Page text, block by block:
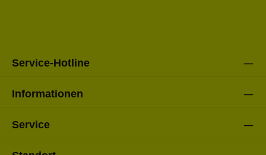
Service-Hotline
Informationen
Service